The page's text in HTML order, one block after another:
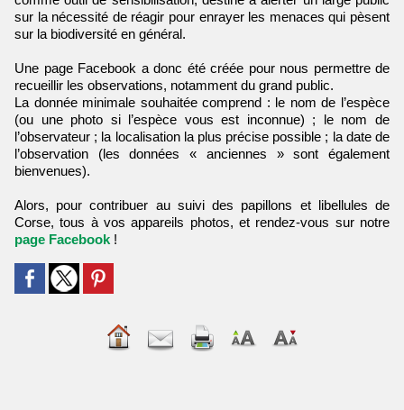
sur la nécessité de réagir pour enrayer les menaces qui pèsent
sur la biodiversité en général.
Une page Facebook a donc été créée pour nous permettre de
recueillir les observations, notamment du grand public.
La donnée minimale souhaitée comprend : le nom de l’espèce
(ou une photo si l’espèce vous est inconnue) ; le nom de
l’observateur ; la localisation la plus précise possible ; la date de
l’observation (les données « anciennes » sont également
bienvenues).
Alors, pour contribuer au suivi des papillons et libellules de
Corse, tous à vos appareils photos, et rendez-vous sur notre
page Facebook !